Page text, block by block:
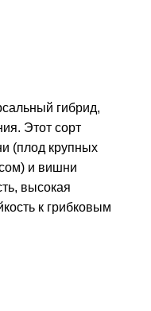
гибрид,
Этот сорт
(плод крупных
и вишни
высокая
к грибковым